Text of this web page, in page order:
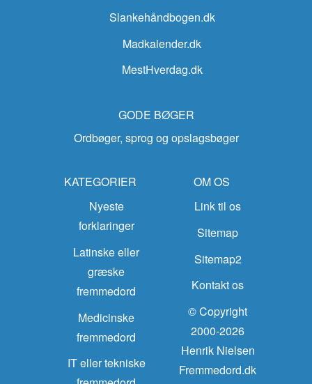
Slankehåndbogen.dk
Madkalender.dk
MestHverdag.dk
GODE BØGER
Ordbøger, sprog og opslagsbøger
KATEGORIER
Nyeste
forklaringer
Latinske eller
græske
fremmedord
Medicinske
fremmedord
IT eller tekniske
OM OS
Link til os
Sitemap
Sitemap2
Kontakt os
© Copyright
2000-2026
Henrik Nielsen
Fremmedord.dk